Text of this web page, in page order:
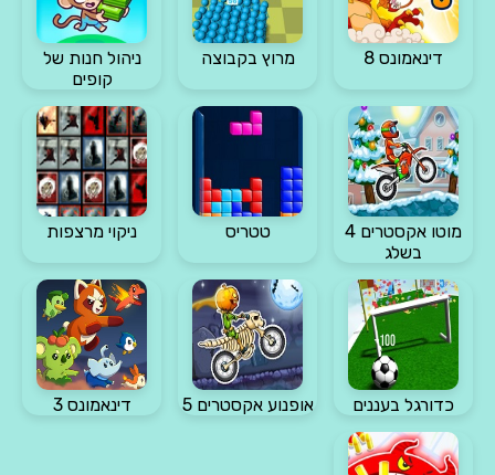
דינאמונס 8 מרוץ בקבוצה
ניהול חנות של
קופים
מוטו אקסטרים 4
בשלג
טטריס ניקוי מרצפות
כדורגל בעננים אופנוע אקסטרים 5 דינאמונס 3